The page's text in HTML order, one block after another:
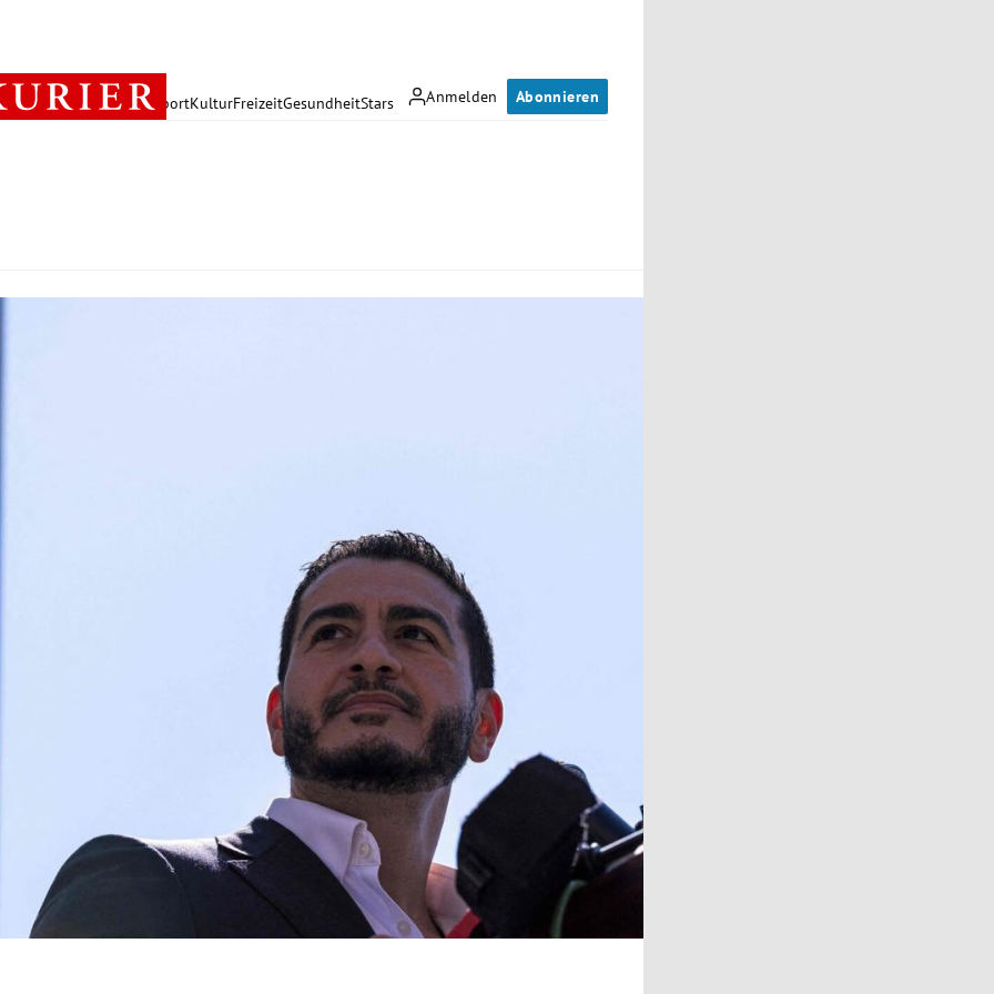
Anmelden Abonnieren
PolitikWirtschaft SportKulturFreizeitGesundheitStars